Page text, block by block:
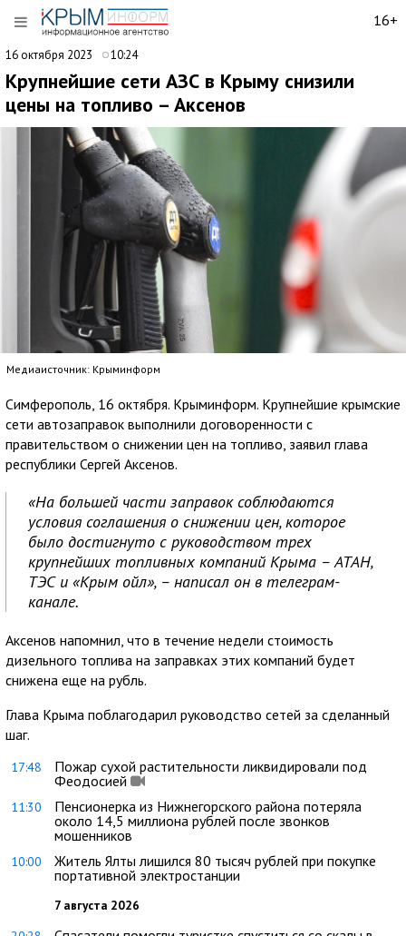
16+
16 октября 2023 10:24
Крупнейшие сети АЗС в Крыму снизили
цены на топливо – Аксенов
Медиаисточник: Крыминформ
Симферополь, 16 октября. Крыминформ. Крупнейшие крымские
сети автозаправок выполнили договоренности с
правительством о снижении цен на топливо, заявил глава
республики Сергей Аксенов.
«На большей части заправок соблюдаются
условия соглашения о снижении цен, которое
было достигнуто с руководством трех
крупнейших топливных компаний Крыма – АТАН,
ТЭС и «Крым ойл», – написал он в телеграм-
канале.
Аксенов напомнил, что в течение недели стоимость
дизельного топлива на заправках этих компаний будет
снижена еще на рубль.
Глава Крыма поблагодарил руководство сетей за сделанный
шаг.
17:48
Пожар сухой растительности ликвидировали под
Феодосией
11:30
Пенсионерка из Нижнегорского района потеряла
около 14,5 миллиона рублей после звонков
мошенников
10:00
Житель Ялты лишился 80 тысяч рублей при покупке
портативной электростанции
7 августа 2026